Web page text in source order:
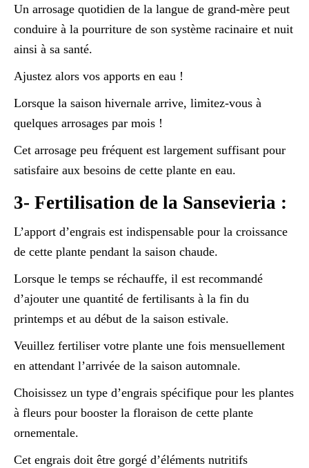
Un arrosage quotidien de la langue de grand-mère peut
conduire à la pourriture de son système racinaire et nuit
ainsi à sa santé.
Ajustez alors vos apports en eau !
Lorsque la saison hivernale arrive, limitez-vous à
quelques arrosages par mois !
Cet arrosage peu fréquent est largement suffisant pour
satisfaire aux besoins de cette plante en eau.
3- Fertilisation de la Sansevieria :
L’apport d’engrais est indispensable pour la croissance
de cette plante pendant la saison chaude.
Lorsque le temps se réchauffe, il est recommandé
d’ajouter une quantité de fertilisants à la fin du
printemps et au début de la saison estivale.
Veuillez fertiliser votre plante une fois mensuellement
en attendant l’arrivée de la saison automnale.
Choisissez un type d’engrais spécifique pour les plantes
à fleurs pour booster la floraison de cette plante
ornementale.
Cet engrais doit être gorgé d’éléments nutritifs